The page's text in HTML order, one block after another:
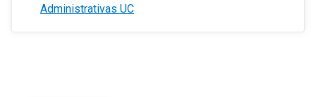
Administrativas UC